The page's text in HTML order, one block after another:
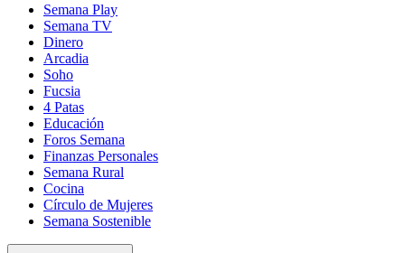
Semana Play
Semana TV
Dinero
Arcadia
Soho
in
new
window
Fucsia
in
new
window
4 Patas
Educación
Foros Semana
Finanzas Personales
Semana Rural
Cocina
Círculo de Mujeres
Semana Sostenible